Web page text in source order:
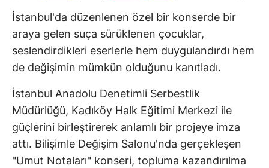
İstanbul'da düzenlenen özel bir konserde bir
araya gelen suça sürüklenen çocuklar,
seslendirdikleri eserlerle hem duygulandırdı hem
de değişimin mümkün olduğunu kanıtladı.
İstanbul Anadolu Denetimli Serbestlik
Müdürlüğü, Kadıköy Halk Eğitimi Merkezi ile
güçlerini birleştirerek anlamlı bir projeye imza
attı. Bilişimle Değişim Salonu'nda gerçekleşen
"Umut Notaları" konseri, topluma kazandırılma